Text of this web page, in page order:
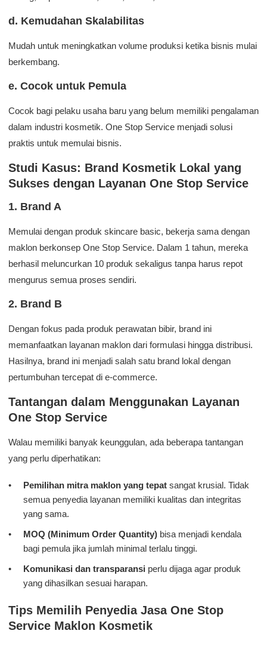
d. Kemudahan Skalabilitas
Mudah untuk meningkatkan volume produksi ketika bisnis mulai
berkembang.
e. Cocok untuk Pemula
Cocok bagi pelaku usaha baru yang belum memiliki pengalaman
dalam industri kosmetik. One Stop Service menjadi solusi
praktis untuk memulai bisnis.
Studi Kasus: Brand Kosmetik Lokal yang
Sukses dengan Layanan One Stop Service
1. Brand A
Memulai dengan produk skincare basic, bekerja sama dengan
maklon berkonsep One Stop Service. Dalam 1 tahun, mereka
berhasil meluncurkan 10 produk sekaligus tanpa harus repot
mengurus semua proses sendiri.
2. Brand B
Dengan fokus pada produk perawatan bibir, brand ini
memanfaatkan layanan maklon dari formulasi hingga distribusi.
Hasilnya, brand ini menjadi salah satu brand lokal dengan
pertumbuhan tercepat di e-commerce.
Tantangan dalam Menggunakan Layanan
One Stop Service
Walau memiliki banyak keunggulan, ada beberapa tantangan
yang perlu diperhatikan:
Pemilihan mitra maklon yang tepat sangat krusial. Tidak
semua penyedia layanan memiliki kualitas dan integritas
yang sama.
MOQ (Minimum Order Quantity) bisa menjadi kendala
bagi pemula jika jumlah minimal terlalu tinggi.
Komunikasi dan transparansi perlu dijaga agar produk
yang dihasilkan sesuai harapan.
Tips Memilih Penyedia Jasa One Stop
Service Maklon Kosmetik